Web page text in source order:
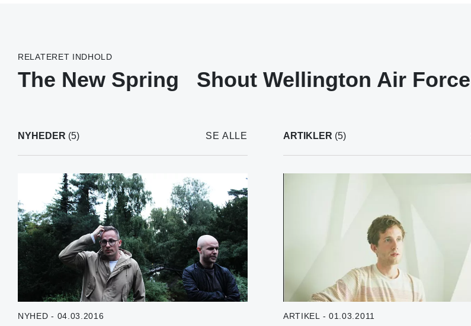
RELATERET INDHOLD
The New Spring Shout Wellington Air Force
NYHEDER (5) SE ALLE
NYHED - 04.03.2016
ARTIKLER (5)
ARTIKEL - 01.03.2011